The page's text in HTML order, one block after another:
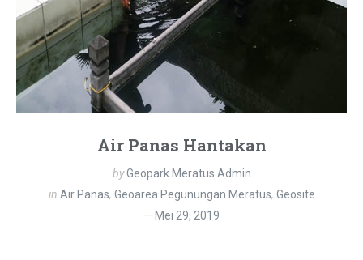
Air Panas Hantakan
byGeopark Meratus Admin
in Air Panas, Geoarea Pegunungan Meratus, Geosite
Mei 29, 2019